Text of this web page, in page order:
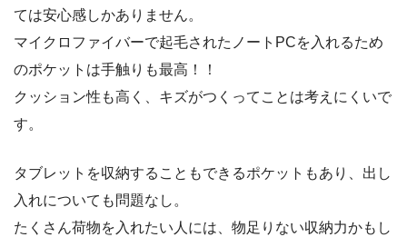
ては安心感しかありません。
マイクロファイバーで起毛されたノートPCを入れるため
のポケットは手触りも最高！！
クッション性も高く、キズがつくってことは考えにくいで
す。
タブレットを収納することもできるポケットもあり、出し
入れについても問題なし。
たくさん荷物を入れたい人には、物足りない収納力かもし